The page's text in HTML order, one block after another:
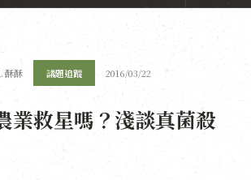
酥酥 議題追蹤 2016/03/22
業救星嗎？淺談真菌殺